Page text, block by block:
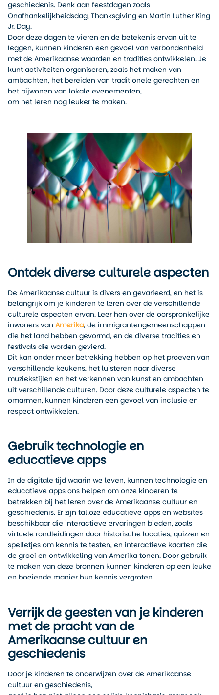
geschiedenis. Denk aan feestdagen zoals
Onafhankelijkheidsdag, Thanksgiving en Martin Luther King
Jr. Day.
Door deze dagen te vieren en de betekenis ervan uit te
leggen, kunnen kinderen een gevoel van verbondenheid
met de Amerikaanse waarden en tradities ontwikkelen. Je
kunt activiteiten organiseren, zoals het maken van
ambachten, het bereiden van traditionele gerechten en
het bijwonen van lokale evenementen,
om het leren nog leuker te maken.
Ontdek diverse culturele aspecten
De Amerikaanse cultuur is divers en gevarieerd, en het is
belangrijk om je kinderen te leren over de verschillende
culturele aspecten ervan. Leer hen over de oorspronkelijke
inwoners van Amerika, de immigrantengemeenschappen
die het land hebben gevormd, en de diverse tradities en
festivals die worden gevierd.
Dit kan onder meer betrekking hebben op het proeven van
verschillende keukens, het luisteren naar diverse
muziekstijlen en het verkennen van kunst en ambachten
uit verschillende culturen. Door deze culturele aspecten te
omarmen, kunnen kinderen een gevoel van inclusie en
respect ontwikkelen.
Gebruik technologie en
educatieve apps
In de digitale tijd waarin we leven, kunnen technologie en
educatieve apps ons helpen om onze kinderen te
betrekken bij het leren over de Amerikaanse cultuur en
geschiedenis. Er zijn talloze educatieve apps en websites
beschikbaar die interactieve ervaringen bieden, zoals
virtuele rondleidingen door historische locaties, quizzen en
spelletjes om kennis te testen, en interactieve kaarten die
de groei en ontwikkeling van Amerika tonen. Door gebruik
te maken van deze bronnen kunnen kinderen op een leuke
en boeiende manier hun kennis vergroten.
Verrijk de geesten van je kinderen
met de pracht van de
Amerikaanse cultuur en
geschiedenis
Door je kinderen te onderwijzen over de Amerikaanse
cultuur en geschiedenis,